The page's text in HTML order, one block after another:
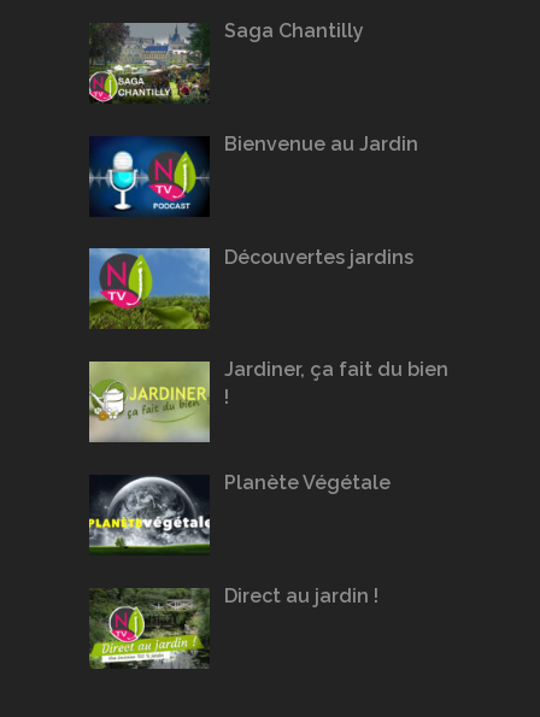
Saga Chantilly
Bienvenue au Jardin
Découvertes jardins
Jardiner, ça fait du bien
!
Planète Végétale
Direct au jardin !